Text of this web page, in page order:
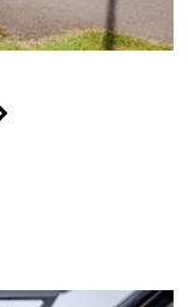
Next